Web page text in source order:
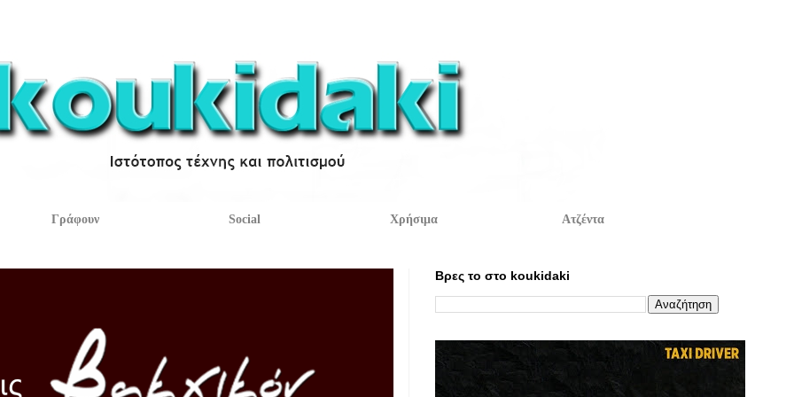
Γράφουν Social Χρήσιμα Ατζέντα
Βρες το στο koukidaki